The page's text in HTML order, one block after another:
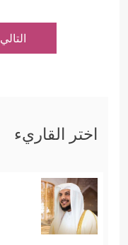
التالي
اختر القاريء